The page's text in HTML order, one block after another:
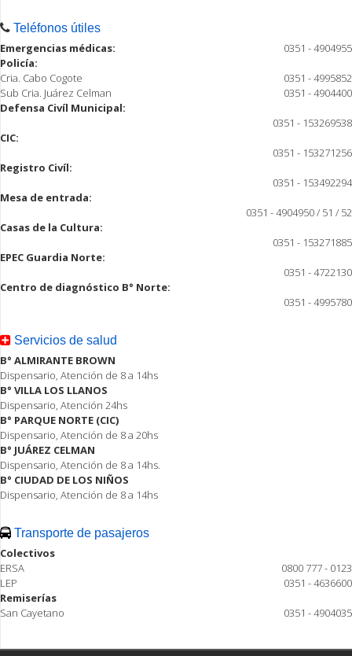
Teléfonos útiles
Emergencias médicas:
0351 - 4904955
Policía:
Cria. Cabo Cogote
0351 - 4995852
Sub Cria. Juárez Celman
0351 - 4904400
Defensa Civíl Municipal:
0351 - 153269538
CIC:
0351 - 153271256
Registro Civíl:
0351 - 153492294
Mesa de entrada:
0351 - 4904950 / 51 / 52
Casas de la Cultura:
0351 - 153271885
EPEC Guardia Norte:
0351 - 4722130
Centro de diagnóstico B° Norte:
0351 - 4995780
Servicios de salud
B° ALMIRANTE BROWN
Dispensario, Atención de 8 a 14hs
B° VILLA LOS LLANOS
Dispensario, Atención 24hs
B° PARQUE NORTE (CIC)
Dispensario, Atención de 8 a 20hs
B° JUÁREZ CELMAN
Dispensario, Atención de 8 a 14hs.
B° CIUDAD DE LOS NIÑOS
Dispensario, Atención de 8 a 14hs
Transporte de pasajeros
Colectivos
ERSA
0800 777 - 0123
LEP
0351 - 4636600
Remiserías
San Cayetano
0351 - 4904035